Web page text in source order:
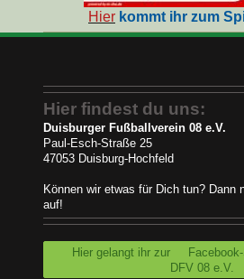
Hier kommt ihr zum
Hier findest du uns:
Duisburger Fußballverein 08 e.V.
Paul-Esch-Straße 25
47053 Duisburg-Hochfeld
Können wir etwas für Dich tun? Dann
auf!
Hier gelangt ihr zur
DFV 08 e.V.